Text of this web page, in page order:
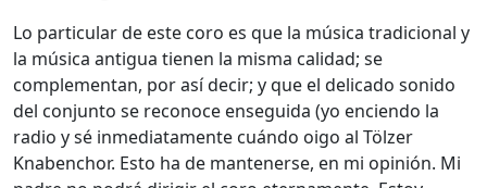
Lo particular de este coro es que la música tradicional y
la música antigua tienen la misma calidad; se
complementan, por así decir; y que el delicado sonido
del conjunto se reconoce enseguida (yo enciendo la
radio y sé inmediatamente cuándo oigo al Tölzer
Knabenchor. Esto ha de mantenerse, en mi opinión. Mi